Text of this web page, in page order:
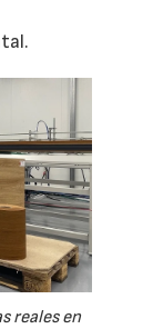
reales en